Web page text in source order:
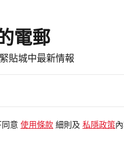
電郵
貼城中最新情報
意 使用條款 細則及 私隱政策